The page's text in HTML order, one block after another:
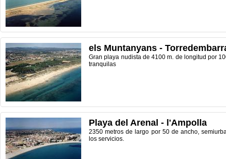
els Muntanyans -
Gran playa nudista de 4100 m. de longitud por
tranquilas
Playa del Arenal - l'Ampolla
2350 metros de largo por 50 de ancho,
los servicios.